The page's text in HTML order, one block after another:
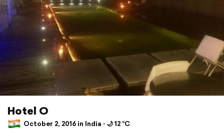
Hotel O
October 2, 2016 in India ⋅ 🌙 12 °C